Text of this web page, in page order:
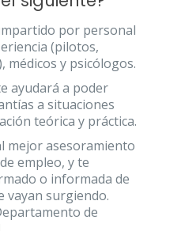
por personal
(pilotos,
médicos y psicólogos.
ayudará a poder
a situaciones
teórica y práctica.
mejor asesoramiento
empleo, y te
o informada de
vayan surgiendo.
de